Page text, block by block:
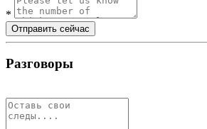
*
Отправить сейчас
Разговоры